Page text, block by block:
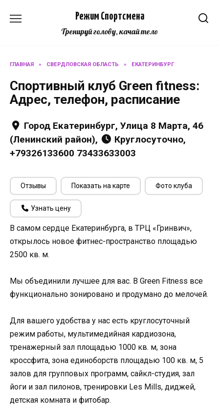
Режим Спортсмена
Тренируй голову, качай тело
ГЛАВНАЯ » СВЕРДЛОВСКАЯ ОБЛАСТЬ » ЕКАТЕРИНБУРГ
Спортивный клуб Green fitness:
Адрес, телефон, расписание
Город Екатеринбург, Улица 8 Марта, 46
(Ленинский район),
Круглосуточно,
+79326133600 73433633003
Отзывы Показать на карте Фото клуба
Узнать цену
В самом сердце Екатеринбурга, в ТРЦ «Гринвич»,
открылось новое фитнес-пространство площадью
2500 кв. м.
Мы объединили лучшее для вас. В Green Fitness все
функционально зонировано и продумано до мелочей.
Для вашего удобства у нас есть круглосуточный
режим работы, мультимедийная кардиозона,
тренажерный зал площадью 1000 кв. м, зона
кроссфита, зона единоборств площадью 100 кв. м, 5
залов для групповых программ, сайкл-студия, зал
йоги и зал пилонов, тренировки Les Mills, диджей,
детская комната и фитобар.